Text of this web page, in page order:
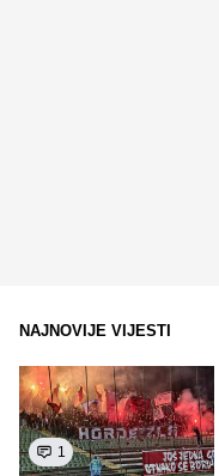
NAJNOVIJE VIJESTI
1